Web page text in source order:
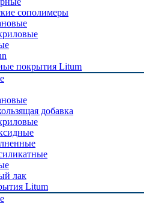
сополимеры
покрытия Litum
добавка
лак
Litum